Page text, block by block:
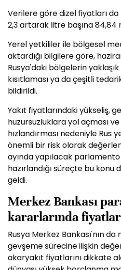
Verilere göre dizel fiyatları
2,3 artarak litre başına 84,84
Yerel yetkililer ile bölgesel
aktardığı bilgilere göre,
Rusya'daki bölgelerin yaklaşık
kısıtlaması ya da çeşitli
bildirildi.
Yakıt fiyatlarındaki yükseliş,
huzursuzluklara yol açması
hızlandırması nedeniyle Rus
önemli bir risk olarak
ayında yapılacak
hazırlandığı süreçte bu konu
geldi.
Merkez Bankası
kararlarında
Rusya Merkez Bankası'nın
gevşeme sürecine ilişkin
akaryakıt fiyatlarını dikkate